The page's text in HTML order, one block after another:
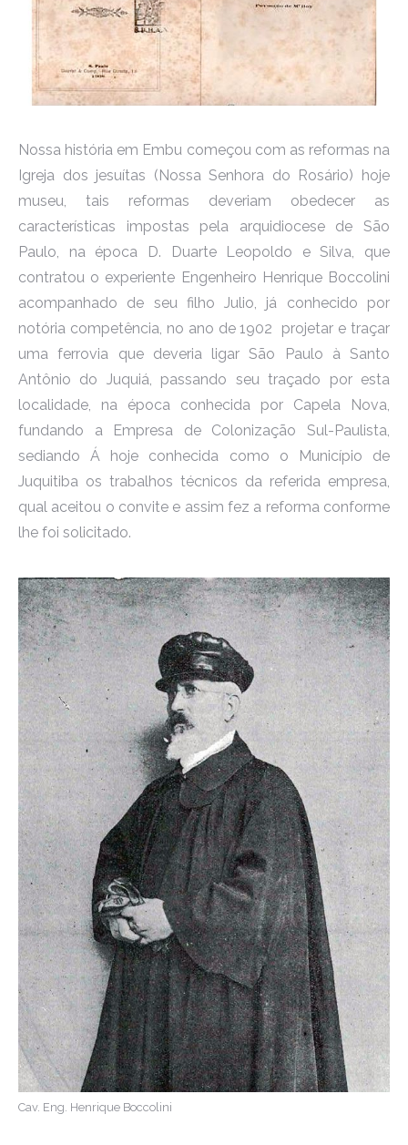
Nossa história em Embu começou com as reformas na
Igreja dos jesuítas (Nossa Senhora do Rosário) hoje
museu, tais reformas deveriam obedecer as
características impostas pela arquidiocese de São
Paulo, na época D. Duarte Leopoldo e Silva, que
contratou o experiente Engenheiro Henrique Boccolini
acompanhado de seu filho Julio, já conhecido por
notória competência, no ano de 1902 projetar e traçar
uma ferrovia que deveria ligar São Paulo à Santo
Antônio do Juquiá, passando seu traçado por esta
localidade, na época conhecida por Capela Nova,
fundando a Empresa de Colonização Sul-Paulista,
sediando Á hoje conhecida como o Município de
Juquitiba os trabalhos técnicos da referida empresa,
qual aceitou o convite e assim fez a reforma conforme
lhe foi solicitado.
Cav. Eng. Henrique Boccolini